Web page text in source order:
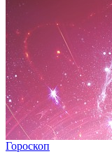
Гороскоп